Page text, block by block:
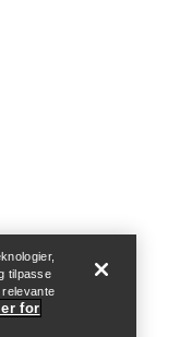
tilpasse
for